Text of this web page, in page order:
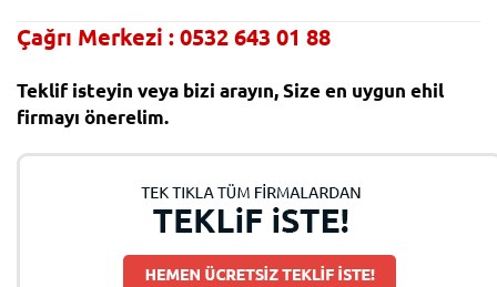
Çağrı Merkezi : 0532 643 01 88
Teklif isteyin veya bizi arayın, Size en uygun ehil
firmayı önerelim.